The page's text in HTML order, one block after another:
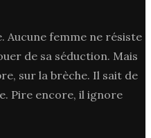
Aucune femme ne résiste
de sa séduction. Mais
sur la brèche. Il sait de
Pire encore, il ignore